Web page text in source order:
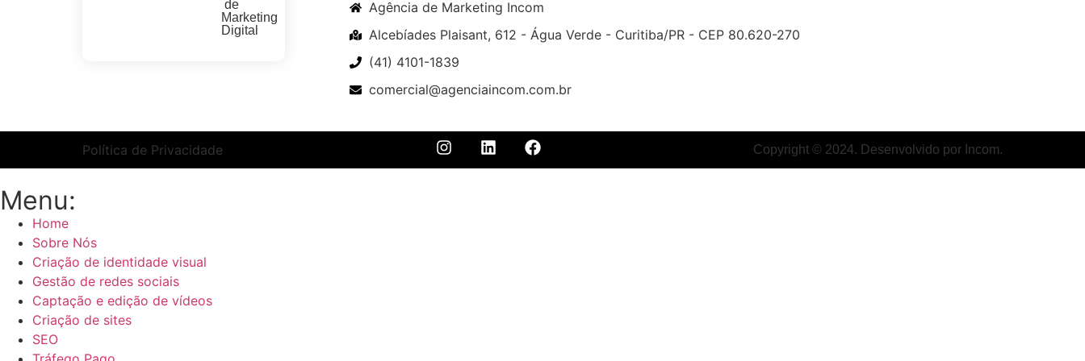
de
Marketing
Digital
Agência de Marketing Incom
Alcebíades Plaisant, 612 - Água Verde - Curitiba/PR - CEP 80.620-270
(41) 4101-1839
comercial@agenciaincom.com.br
Política de Privacidade Copyright © 2024. Desenvolvido por Incom.
Menu:
Home
Sobre Nós
Criação de identidade visual
Gestão de redes sociais
Captação e edição de vídeos
Criação de sites
SEO